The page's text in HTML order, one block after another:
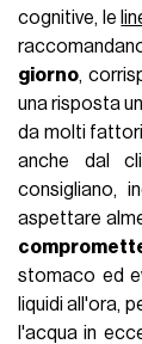
cognitive, le
giorno,
una risposta
da molti
anche dal
consigliano,
aspettare
stomaco ed
liquidi all'ora,
l'acqua in